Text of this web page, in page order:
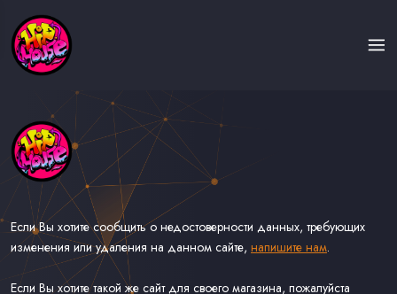
Если Вы хотите сообщить о недостоверности данных, требующих
изменения или удаления на данном сайте, напишите нам.
Если Вы хотите такой же сайт для своего магазина, пожалуйста